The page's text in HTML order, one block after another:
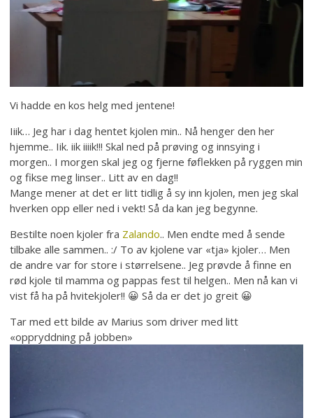
Vi hadde en kos helg med jentene!
Iiik… Jeg har i dag hentet kjolen min.. Nå henger den her
hjemme.. Iik. iik iiiik!!! Skal ned på prøving og innsying i
morgen.. I morgen skal jeg og fjerne føflekken på ryggen min
og fikse meg linser.. Litt av en dag!!
Mange mener at det er litt tidlig å sy inn kjolen, men jeg skal
hverken opp eller ned i vekt! Så da kan jeg begynne.
Bestilte noen kjoler fra Zalando.. Men endte med å sende
tilbake alle sammen.. :/ To av kjolene var «tja» kjoler… Men
de andre var for store i størrelsene.. Jeg prøvde å finne en
rød kjole til mamma og pappas fest til helgen.. Men nå kan vi
vist få ha på hvitekjoler!! 😀 Så da er det jo greit 😀
Tar med ett bilde av Marius som driver med litt
«oppryddning på jobben»